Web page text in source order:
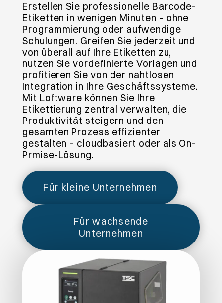
Erstellen Sie professionelle Barcode-
Etiketten in wenigen Minuten – ohne
Programmierung oder aufwendige
Schulungen. Greifen Sie jederzeit und
von überall auf Ihre Etiketten zu,
nutzen Sie vordefinierte Vorlagen und
profitieren Sie von der nahtlosen
Integration in Ihre Geschäftssysteme.
Mit Loftware können Sie Ihre
Etikettierung zentral verwalten, die
Produktivität steigern und den
gesamten Prozess effizienter
gestalten – cloudbasiert oder als On-
Prmise-Lösung.
Für kleine Unternehmen
Für wachsende
Unternehmen